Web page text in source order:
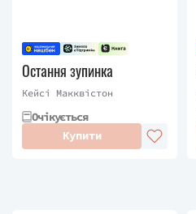
Остання зупинка
Кейсі Макквістон
Очікується
Купити